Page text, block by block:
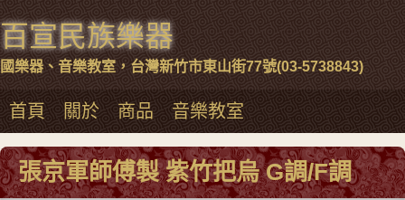
百宣民族樂器
國樂器、音樂教室，台灣新竹市東山街77號(03-5738843)
首頁 關於 商品 音樂教室
張京軍師傅製 紫竹把烏 G調/F調